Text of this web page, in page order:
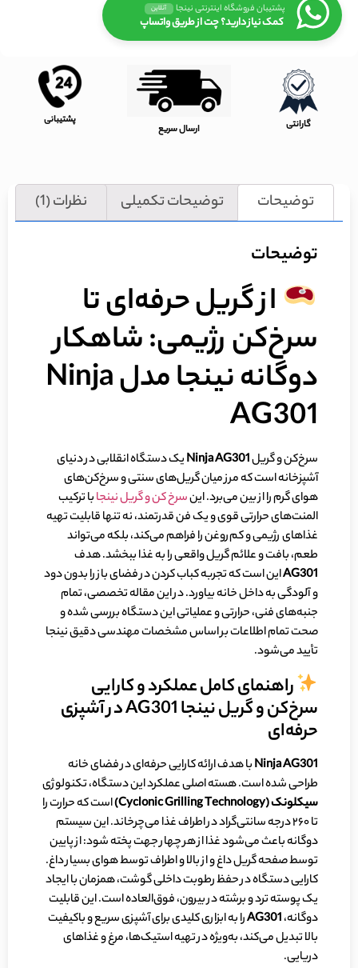
پشتیبان فروشگاه اینترنتی نینجا آنلاین
کمک نیاز دارید؟ چت از طریق واتساپ
گارانتی ارسال سریع
پشتیبانی
توضیحات توضیحات تکمیلی نظرات (1)
توضیحات
از گریل حرفه‌ای تا
سرخ‌کن رژیمی: شاهکار
دوگانه نینجا مدل Ninja
AG301
سرخ‌کن و گریلNinja AG301یک دستگاه انقلابی در دنیای
آشپزخانه است که مرز میان گریل‌های سنتی و سرخ‌کن‌های
هوای گرم را از بین می‌برد. اینسرخ کن و گریل نینجابا ترکیب
المنت‌های حرارتی قوی و یک فن قدرتمند، نه تنها قابلیت تهیه
غذاهای رژیمی و کم‌روغن را فراهم می‌کند، بلکه می‌تواند
طعم، بافت و علائم گریل واقعی را به غذا ببخشد. هدف
AG301این است که تجربه کباب کردن در فضای باز را بدون دود
و آلودگی به داخل خانه بیاورد. در این مقاله تخصصی، تمام
جنبه‌های فنی، حرارتی و عملیاتی این دستگاه بررسی شده و
صحت تمام اطلاعات بر اساس مشخصات مهندسی دقیق نینجا
تأیید می‌شود.
راهنمای کامل عملکرد و کارایی
سرخ‌کن و گریل نینجا AG301 در آشپزی
حرفه‌ای
Ninja AG301با هدف ارائه کارایی حرفه‌ای در فضای خانه
طراحی شده است. هسته اصلی عملکرد این دستگاه، تکنولوژی
سیکلونک (Cyclonic Grilling Technology
)است که حرارت را
تا ۲۶۰ درجه سانتی‌گراد در اطراف غذا می‌چرخاند. این سیستم
دوگانه باعث می‌شود غذا از هر چهار جهت پخته شود: از پایین
توسط صفحه گریل داغ و از بالا و اطراف توسط هوای بسیار داغ.
کارایی دستگاه در حفظ رطوبت داخلی گوشت، همزمان با ایجاد
یک پوسته ترد و برشته در بیرون، فوق‌العاده است. این قابلیت
دوگانه،AG301را به ابزاری کلیدی برای آشپزی سریع و باکیفیت
بالا تبدیل می‌کند، به‌ویژه در تهیه استیک‌ها، مرغ و غذاهای
دریایی.